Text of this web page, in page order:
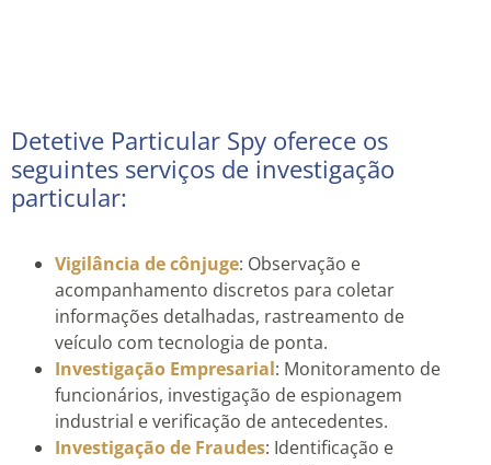
Detetive Particular Spy oferece os
seguintes serviços de investigação
particular:
Vigilância de cônjuge: Observação e
acompanhamento discretos para coletar
informações detalhadas, rastreamento de
veículo com tecnologia de ponta.
Investigação Empresarial: Monitoramento de
funcionários, investigação de espionagem
industrial e verificação de antecedentes.
Investigação de Fraudes: Identificação e